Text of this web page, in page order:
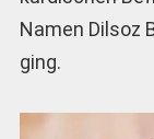
Namen Dilsoz
ging.